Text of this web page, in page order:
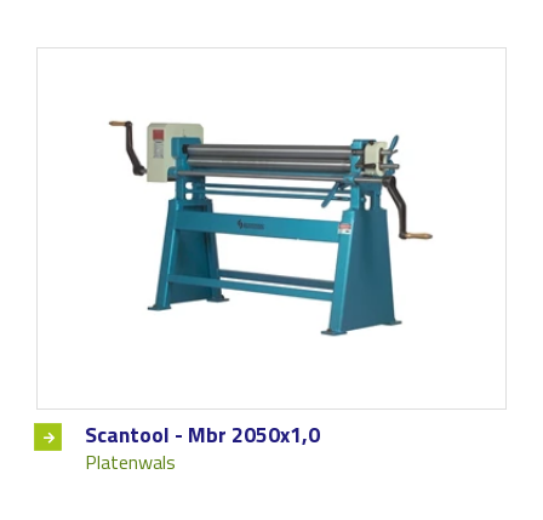
Scantool - Mbr 2050x1,0
Platenwals